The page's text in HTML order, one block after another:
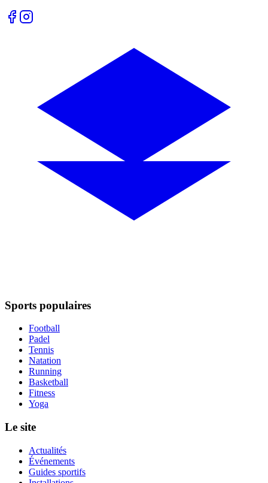
Sports populaires
Football
Padel
Tennis
Natation
Running
Basketball
Fitness
Yoga
Le site
Actualités
Événements
Guides sportifs